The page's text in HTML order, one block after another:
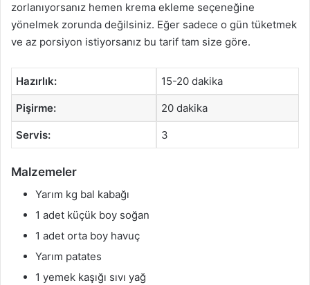
zorlanıyorsanız hemen krema ekleme seçeneğine
yönelmek zorunda değilsiniz. Eğer sadece o gün tüketmek
ve az porsiyon istiyorsanız bu tarif tam size göre.
Hazırlık: 15-20 dakika
Pişirme: 20 dakika
Servis: 3
Malzemeler
Yarım kg bal kabağı
1 adet küçük boy soğan
1 adet orta boy havuç
Yarım patates
1 yemek kaşığı sıvı yağ